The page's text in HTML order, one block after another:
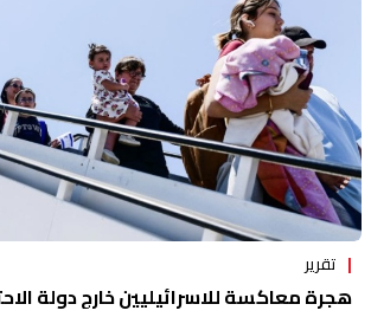
تقرير
هجرة معاكسة للاسرائيليين خارج دولة